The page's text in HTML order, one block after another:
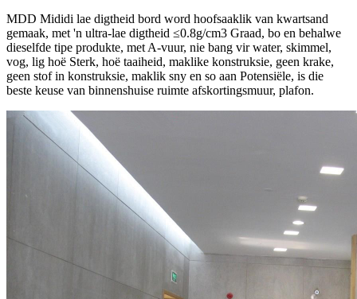
MDD Mididi lae digtheid bord word hoofsaaklik van kwartsand
gemaak, met 'n ultra-lae digtheid ≤0.8g/cm3 Graad, bo en behalwe
dieselfde tipe produkte, met A-vuur, nie bang vir water, skimmel,
vog, lig hoë Sterk, hoë taaiheid, maklike konstruksie, geen krake,
geen stof in konstruksie, maklik sny en so aan Potensiële, is die
beste keuse van binnenshuise ruimte afskortingsmuur, plafon.